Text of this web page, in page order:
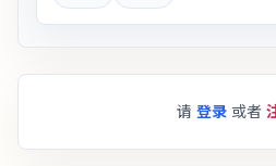
请 登录 或者